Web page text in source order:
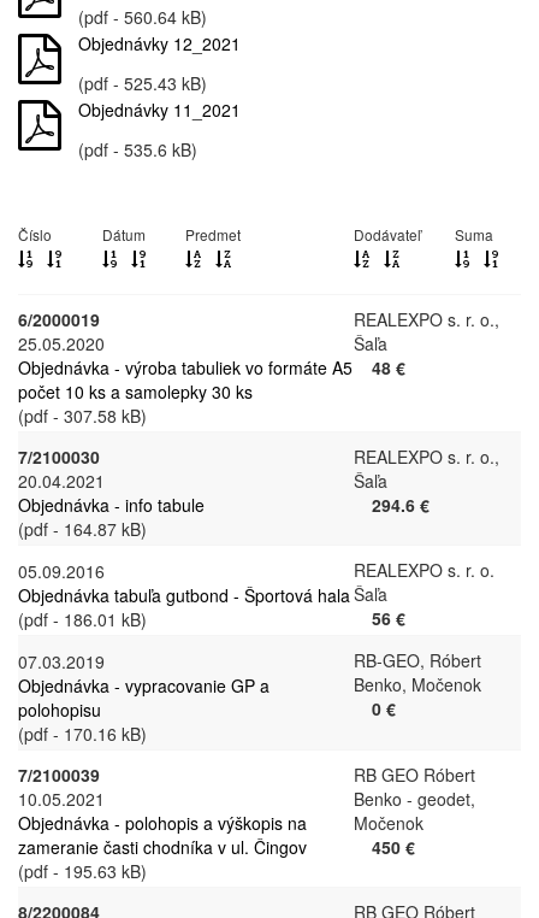
(pdf - 560.64 kB)
Objednávky 12_2021
(pdf - 525.43 kB)
Objednávky 11_2021
(pdf - 535.6 kB)
Číslo Dátum Predmet Dodávateľ Suma
6/2000019
25.05.2020
Objednávka - výroba tabuliek vo formáte A5
počet 10 ks a samolepky 30 ks
(pdf - 307.58 kB)
REALEXPO s. r. o.,
Šaľa
48 €
7/2100030
20.04.2021
Objednávka - info tabule
(pdf - 164.87 kB)
REALEXPO s. r. o.,
Šaľa
294.6 €
05.09.2016
Objednávka tabuľa gutbond - Športová hala
(pdf - 186.01 kB)
REALEXPO s. r. o.
Šaľa
56 €
07.03.2019
Objednávka - vypracovanie GP a
polohopisu
(pdf - 170.16 kB)
RB-GEO, Róbert
Benko, Močenok
0 €
7/2100039
10.05.2021
Objednávka - polohopis a výškopis na
zameranie časti chodníka v ul. Čingov
(pdf - 195.63 kB)
RB GEO Róbert
Benko - geodet,
Močenok
450 €
8/2200084
RB GEO Róbert